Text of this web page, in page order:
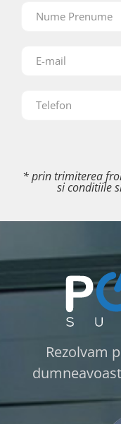
* prin trimiterea
si conditiile
Rezolvam